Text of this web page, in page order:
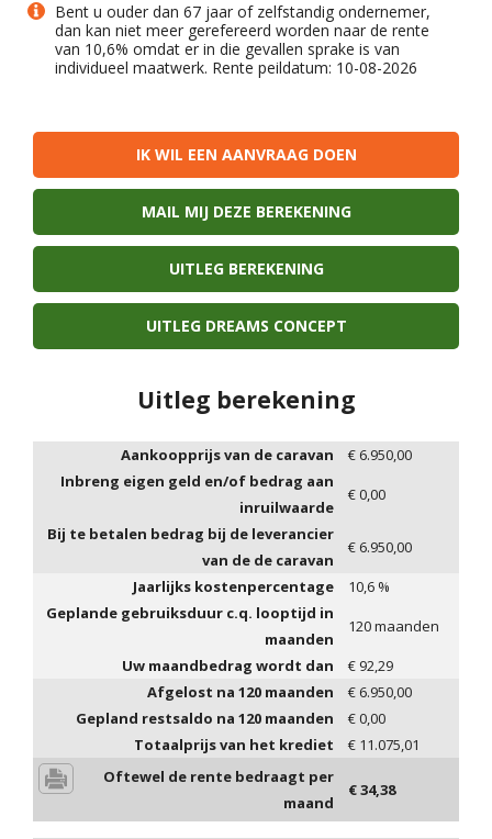
Bent u ouder dan 67 jaar of zelfstandig ondernemer,
dan kan niet meer gerefereerd worden naar de rente
van 10,6% omdat er in die gevallen sprake is van
individueel maatwerk. Rente peildatum: 10-08-2026
IK WIL EEN AANVRAAG DOEN
MAIL MIJ DEZE BEREKENING
UITLEG BEREKENING
UITLEG DREAMS CONCEPT
Uitleg berekening
Aankoopprijs van de caravan € 6.950,00
Inbreng eigen geld en/of bedrag aan
inruilwaarde
€0,00
Bij te betalen bedrag bij de leverancier
van de de caravan
€ 6.950,00
Jaarlijks kostenpercentage
10,6 %
Geplande gebruiksduur c.q. looptijd in
maanden
120maanden
Uw maandbedrag wordt dan
€ 92,29
Afgelost na 120 maanden € 6.950,00
Gepland restsaldo na 120 maanden €0,00
Totaalprijs van het krediet
€ 11.075,01
Oftewel de rente bedraagt per
maand
€34,38